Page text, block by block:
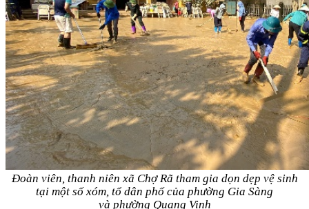
Đoàn viên, thanh niên xã Chợ Rã tham gia dọn dẹp vệ sinh
tại một số xóm, tổ dân phố của phường Gia Sàng
và phường Quang Vinh